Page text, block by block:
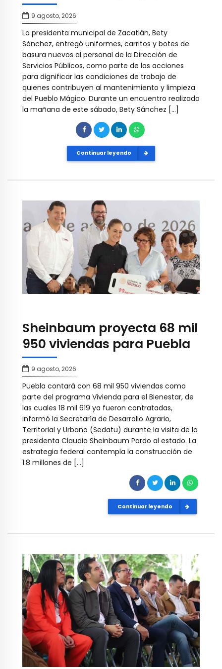
9 agosto, 2026
La presidenta municipal de Zacatlán, Bety
Sánchez, entregó uniformes, carritos y botes de
basura nuevos al personal de la Dirección de
Servicios Públicos, como parte de las acciones
para dignificar las condiciones de trabajo de
quienes contribuyen al mantenimiento y limpieza
del Pueblo Mágico. Durante un encuentro realizado
la mañana de este sábado, Bety Sánchez […]
Continuar leyendo
Sheinbaum proyecta 68 mil
950 viviendas para Puebla
9 agosto, 2026
Puebla contará con 68 mil 950 viviendas como
parte del programa Vivienda para el Bienestar, de
las cuales 18 mil 619 ya fueron contratadas,
informó la Secretaría de Desarrollo Agrario,
Territorial y Urbano (Sedatu) durante la visita de la
presidenta Claudia Sheinbaum Pardo al estado. La
estrategia federal contempla la construcción de
1.8 millones de […]
Continuar leyendo